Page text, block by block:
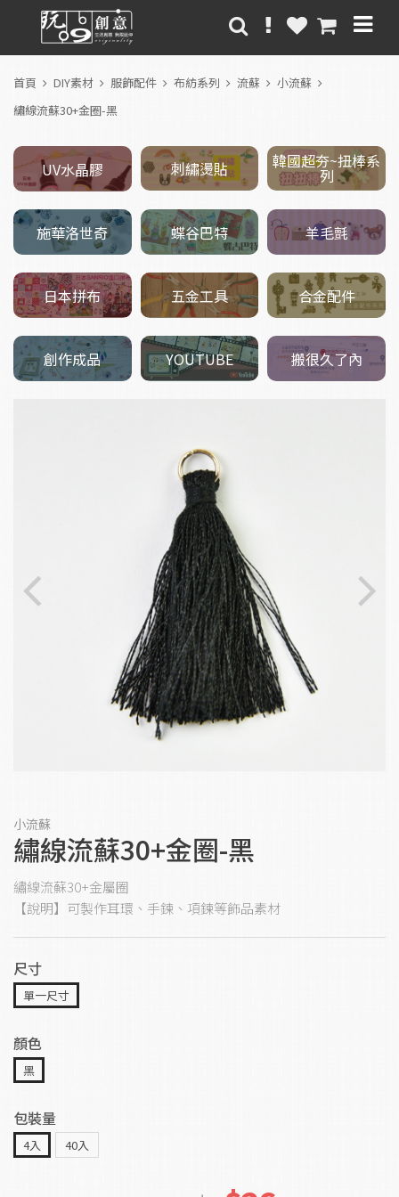
首頁 DIY素材 服飾配件 布紡系列 流蘇
小流蘇
繡線流蘇30+金圈-黑
UV水晶膠 刺繡燙貼 韓國超夯~扭棒系
列
施華洛世奇 蝶谷巴特 羊毛氈
日本拼布 五金工具 合金配件
創作成品 YOUTUBE 搬很久了內
小流蘇
繡線流蘇30+金圈-黑
繡線流蘇30+金屬圈
【說明】可製作耳環、手鍊、項鍊等飾品素材
尺寸
單一尺寸
顏色
黑
包裝量
4入 40入